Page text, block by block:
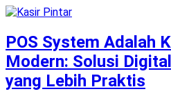
POS System Adalah
Modern: Solusi
yang Lebih Praktis